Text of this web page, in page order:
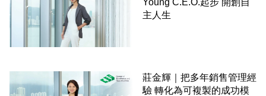
主人生
莊金輝｜把多年銷售管理經
驗 轉化為可複製的成功模